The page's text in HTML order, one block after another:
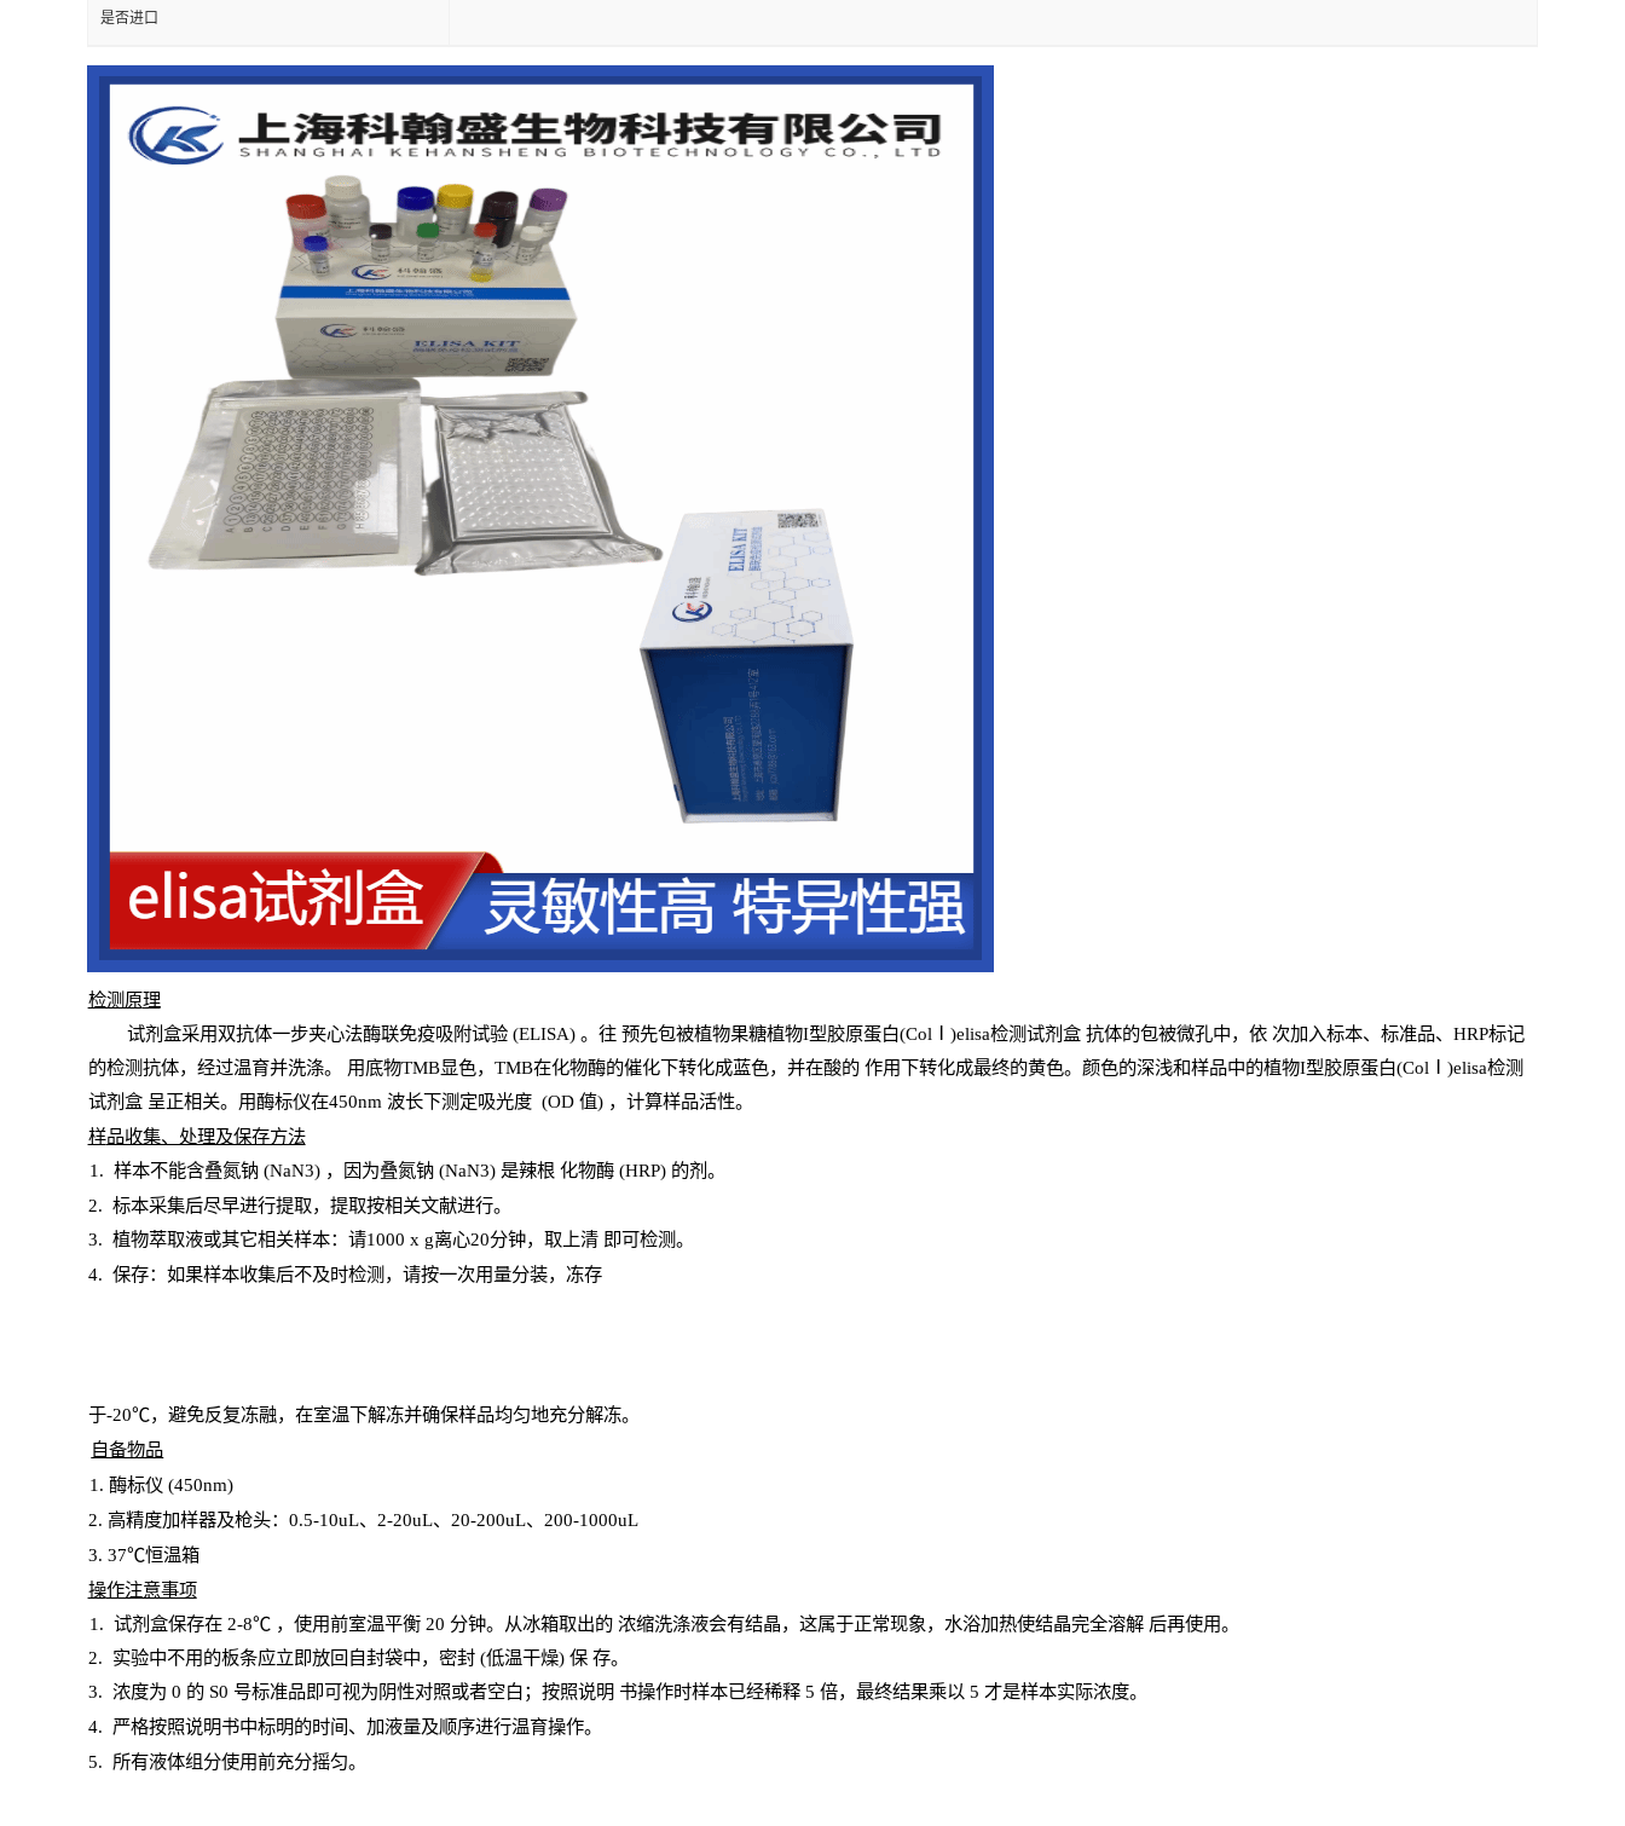
是否进口
检测原理
试剂盒采用双抗体一步夹心法酶联免疫吸附试验(ELISA) 。往 预先包被植物果糖植物I型胶原蛋白(ColⅠ)elisa检测试剂盒抗体的包被微孔中，依 次加入标本、标准品、 HRP标记
的检测抗体，经过温育并洗涤。 用底物TMB显色， TMB在化物酶的催化下转化成蓝色，并在酸的 作用下转化成最终的黄色。颜色的深浅和样品中的植物I型胶原蛋白(ColⅠ)elisa检测
试剂盒呈正相关。用酶标仪在450nm 波长下测定吸光度 (OD 值) ，计算样品活性。
样品收集、处理及保存方法
1 . 样本不能含叠氮钠(NaN3) ，因为叠氮钠 (NaN3) 是辣根 化物酶(HRP) 的剂。
2. 标本采集后尽早进行提取，提取按相关文献进行。
3. 植物萃取液或其它相关样本：请1000 x g离心20分钟，取上清 即可检测。
4. 保存：如果样本收集后不及时检测，请按一次用量分装，冻存
于-20℃，避免反复冻融，在室温下解冻并确保样品均匀地充分解冻。
自备物品
1 . 酶标仪 (450nm)
2. 高精度加样器及枪头： 0.5-10uL、 2-20uL、 20-200uL、 200-1000uL
3. 37℃恒温箱
操作注意事项
1. 试剂盒保存在 2-8℃ ，使用前室温平衡 20 分钟。从冰箱取出的 浓缩洗涤液会有结晶，这属于正常现象，水浴加热使结晶完全溶解 后再使用。
2. 实验中不用的板条应立即放回自封袋中，密封(低温干燥) 保 存。
3. 浓度为 0 的 S0 号标准品即可视为阴性对照或者空白；按照说明 书操作时样本已经稀释5 倍，最终结果乘以 5 才是样本实际浓度。
4. 严格按照说明书中标明的时间、加液量及顺序进行温育操作。
5. 所有液体组分使用前充分摇匀。